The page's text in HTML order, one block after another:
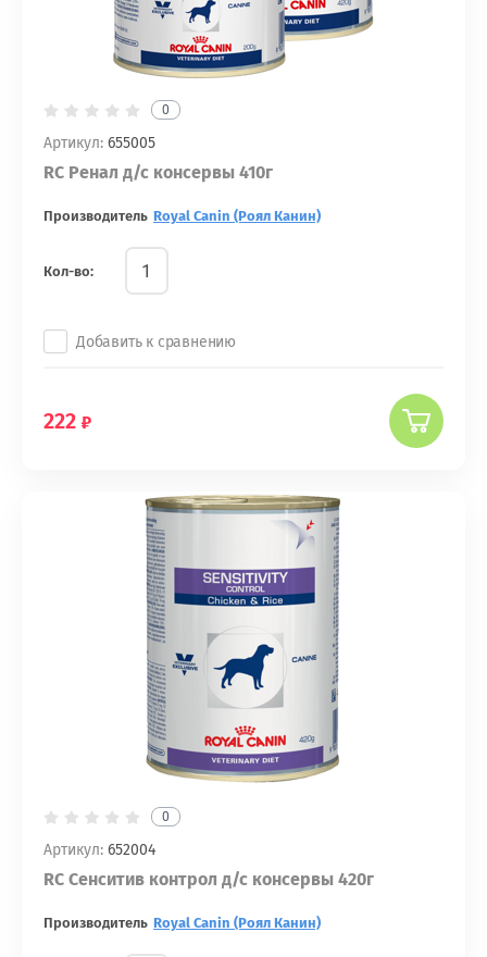
0
Артикул: 655005
RC Ренал д/с консервы 410г
Производитель Royal Canin (Роял Канин)
Кол-во:
Добавить к сравнению
222
0
Артикул: 652004
RC Сенситив контрол д/с консервы 420г
Производитель Royal Canin (Роял Канин)